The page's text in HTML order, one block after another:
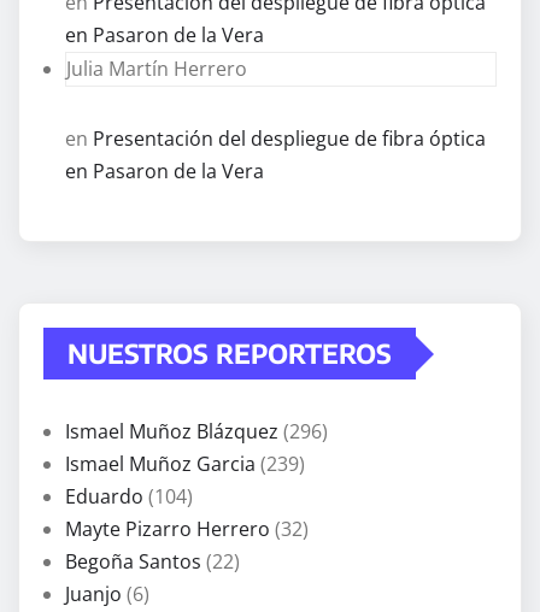
en Pasaron de la Vera
Julia Martín Herrero
en Presentación del despliegue de fibra óptica
en Pasaron de la Vera
NUESTROS REPORTEROS
Ismael Muñoz Blázquez (296)
Ismael Muñoz Garcia (239)
Eduardo (104)
Mayte Pizarro Herrero (32)
Begoña Santos (22)
Juanjo (6)